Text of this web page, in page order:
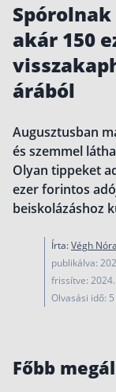
akár 150
árából
Augusztusban
és szemmel
Olyan tippeket
ezer forintos
beiskolázáshoz
Írta:Végh Nóra
publikálva:
frissítve:
Olvasási idő:
Főbb